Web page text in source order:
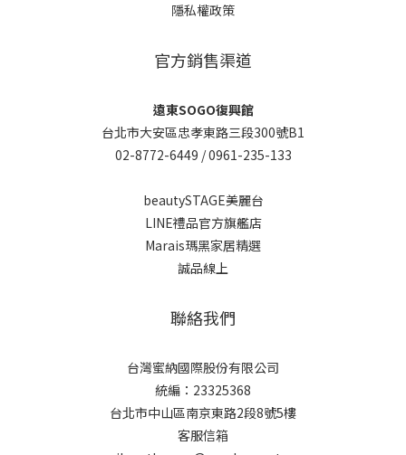
隱私權政策
官方銷售渠道
遠東SOGO復興館
台北市大安區忠孝東路三段300號B1
02-8772-6449 /0961-235-133
beautySTAGE美麗台
LINE禮品官方旗艦店
Marais瑪黑家居精選
誠品線上
聯絡我們
台灣蜜納國際股份有限公司
統編：23325368
台北市中山區南京東路2段8號5樓
客服信箱